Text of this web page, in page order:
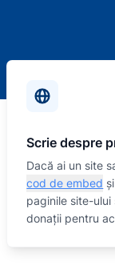
Scrie despre
Dacă ai un site
cod de embed
paginile site-
donații pentru